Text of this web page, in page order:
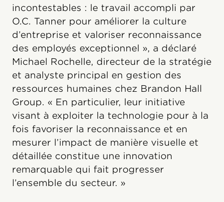
incontestables : le travail accompli par
O.C. Tanner pour améliorer la culture
d’entreprise et valoriser reconnaissance
des employés exceptionnel », a déclaré
Michael Rochelle, directeur de la stratégie
et analyste principal en gestion des
ressources humaines chez Brandon Hall
Group. « En particulier, leur initiative
visant à exploiter la technologie pour à la
fois favoriser la reconnaissance et en
mesurer l’impact de manière visuelle et
détaillée constitue une innovation
remarquable qui fait progresser
l’ensemble du secteur. »